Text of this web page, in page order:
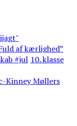
af kærlighed”
#jul 10. klasse
Kinney Møllers